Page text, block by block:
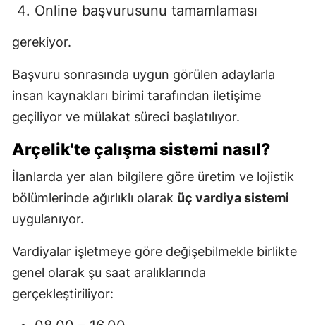
Online başvurusunu tamamlaması
gerekiyor.
Başvuru sonrasında uygun görülen adaylarla
insan kaynakları birimi tarafından iletişime
geçiliyor ve mülakat süreci başlatılıyor.
Arçelik'te çalışma sistemi nasıl?
İlanlarda yer alan bilgilere göre üretim ve lojistik
bölümlerinde ağırlıklı olarak üç vardiya sistemi
uygulanıyor.
Vardiyalar işletmeye göre değişebilmekle birlikte
genel olarak şu saat aralıklarında
gerçekleştiriliyor: